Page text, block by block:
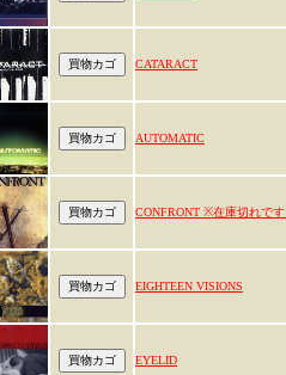
CATARACT
AUTOMATIC
CONFRONT ※在庫切れで
EIGHTEEN VISIONS
EYELID